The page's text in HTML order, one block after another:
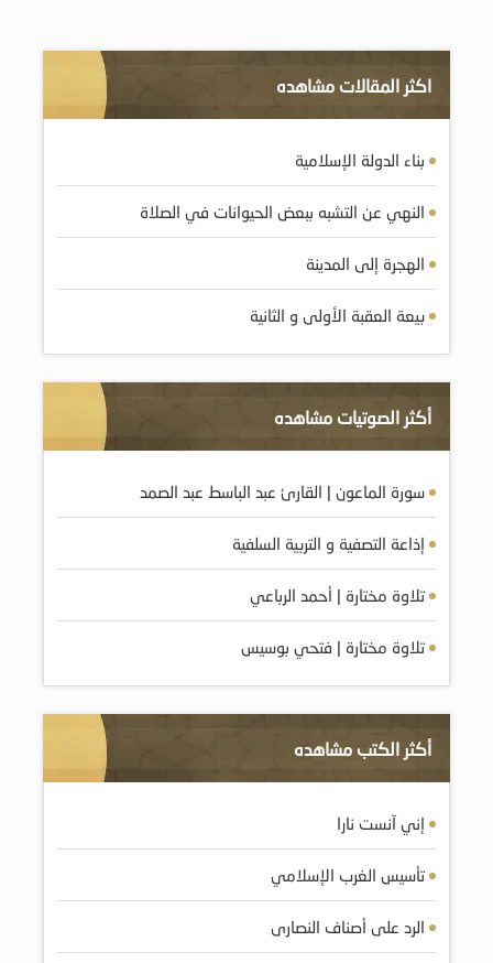
اكثر المقالات مشاهده
بناء الدولة الإسلامية
النهي عن التشبه ببعض الحيوانات في الصلاة
الهجرة إلى المدينة
بيعة العقبة الأولى و الثانية
أكثر الصوتيات مشاهده
سورة الماعون | القارئ عبد الباسط عبد الصمد
إذاعة التصفية و التربية السلفية
تلاوة مختارة | أحمد الرباعي
تلاوة مختارة | فتحي بوسيس
أكثر الكتب مشاهده
إني آنست نارا
تأسيس الغرب الإسلامي
الرد على أصناف النصارى